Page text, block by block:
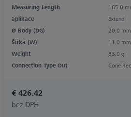
Measuring Length
165.0
aplikace
Extend
Ø Body (DG)
20.0 mm
Šířka (W)
11.0 mm
Weight
83.0 g
Connection Type Out
Cone
€ 426.42
bez DPH